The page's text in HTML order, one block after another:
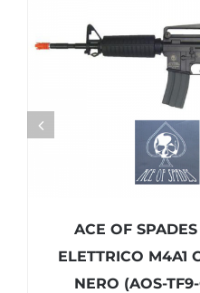
ACE OF
ELETTRICO M4A1
NERO (AOS-